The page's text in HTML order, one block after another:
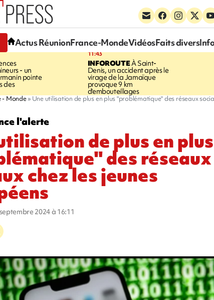
Actus RéunionFrance-MondeVidéosFaits divers
- un
pointe
des
11:43
INFOROUTEÀ Saint-
Denis, un accident après le
virage de la Jamaïque
provoque 9 km
d'embouteillages
- Monde Une utilisation de plus en plus "problématique" des réseaux
l'alerte
de plus en plus
des réseaux
chez les jeunes
2024 à 16:11